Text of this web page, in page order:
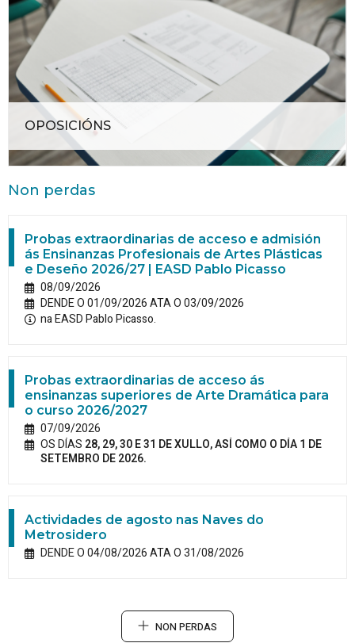
OPOSICIÓNS
Non perdas
Probas extraordinarias de acceso e admisión
ás Ensinanzas Profesionais de Artes Plásticas
e Deseño 2026/27 | EASD Pablo Picasso
08/09/2026
DENDE O 01/09/2026 ATA O 03/09/2026
na EASD Pablo Picasso.
Probas extraordinarias de acceso ás
ensinanzas superiores de Arte Dramática para
o curso 2026/2027
07/09/2026
OS DÍAS 28, 29, 30 E 31 DE XULLO, ASÍ COMO O DÍA 1 DE
SETEMBRO DE 2026.
Actividades de agosto nas Naves do
Metrosidero
DENDE O 04/08/2026 ATA O 31/08/2026
NON PERDAS